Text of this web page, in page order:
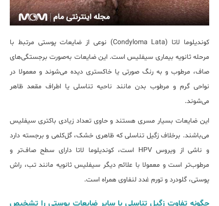
کوندیلوما لاتا (Condyloma Lata) نوعی از ضایعات پوستی مرتبط با
مرحله ثانویه بیماری سیفلیس است. این ضایعات به‌صورت برجستگی‌های
صاف، مرطوب و به رنگ صورتی یا خاکستری دیده می‌شوند و معمولا در
نواحی گرم و مرطوب بدن مانند ناحیه تناسلی یا اطراف مقعد ظاهر
می‌شوند.
این ضایعات بسیار مسری هستند و حاوی تعداد زیادی باکتری سیفلیس
می‌باشند. برخلاف زگیل تناسلی که ظاهری خشک، گل‌کلمی و برجسته دارد
و ناشی از ویروس HPV است، کوندیلوما لاتا دارای سطح صاف‌تر و
مرطوب‌تر است و معمولا با علائم دیگر سیفلیس ثانویه مانند تب، راش
پوستی، گلودرد و تورم غدد لنفاوی همراه است.
چگونه تفاوت زگیل تناسلی با سایر ضایعات پوستی را تشخیص